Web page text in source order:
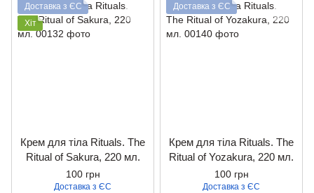
Доставка з ЄС
Хіт
Крем для тіла Rituals. The
Ritual of Sakura, 220 мл.
100 грн
Доставка з ЄС
Доставка з ЄС
Крем для тіла Rituals. The
Ritual of Yozakura, 220 мл.
100 грн
Доставка з ЄС